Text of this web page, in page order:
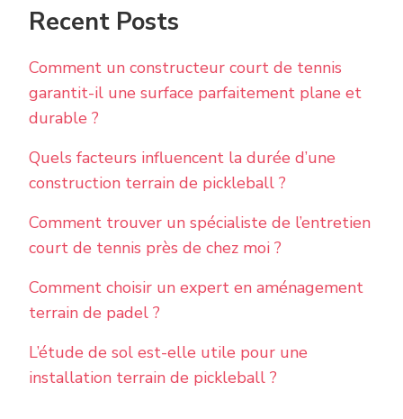
Recent Posts
Comment un constructeur court de tennis
garantit-il une surface parfaitement plane et
durable ?
Quels facteurs influencent la durée d’une
construction terrain de pickleball ?
Comment trouver un spécialiste de l’entretien
court de tennis près de chez moi ?
Comment choisir un expert en aménagement
terrain de padel ?
L’étude de sol est-elle utile pour une
installation terrain de pickleball ?